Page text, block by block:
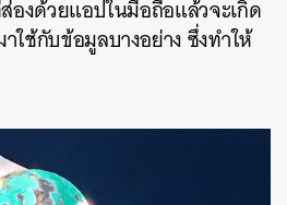
องด้วยแอปในมือถือแล้วจะเกิด
ใช้กับข้อมูลบางอย่าง ซึ่งทำให้